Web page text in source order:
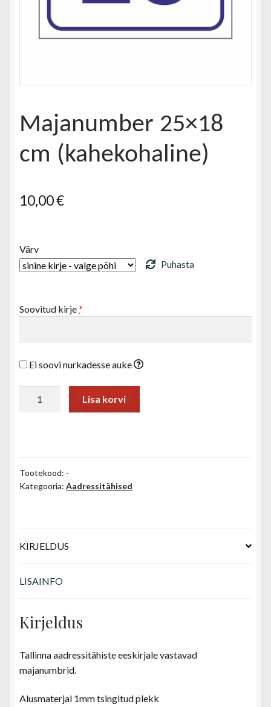
Majanumber 25×18
cm (kahekohaline)
10,00€
Värv
Puhasta
Soovitud kirje*
Ei soovi nurkadesse auke
Lisa korvi
Tootekood: -
Kategooria: Aadressitähised
KIRJELDUS
LISAINFO
Kirjeldus
Tallinna aadressitähiste eeskirjale vastavad
majanumbrid.
Alusmaterjal 1mm tsingitud plekk